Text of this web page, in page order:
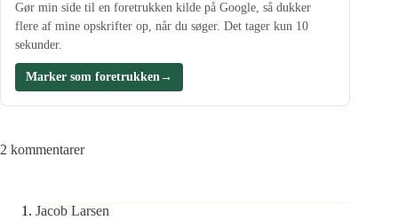
Gør min side til en foretrukken kilde på Google, så dukker
flere af mine opskrifter op, når du søger. Det tager kun 10
sekunder.
Marker som foretrukken→
2 kommentarer
Jacob Larsen